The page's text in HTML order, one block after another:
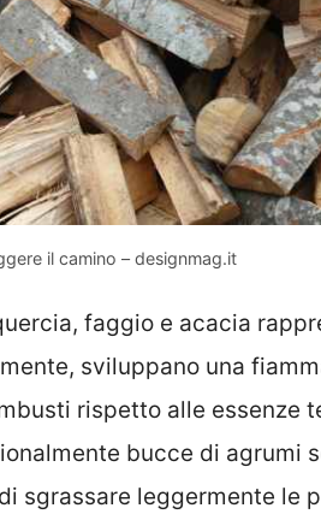
il camino – designmag.it
faggio e acacia
sviluppano una
rispetto alle essenze
bucce di agrumi
sgrassare leggermente le